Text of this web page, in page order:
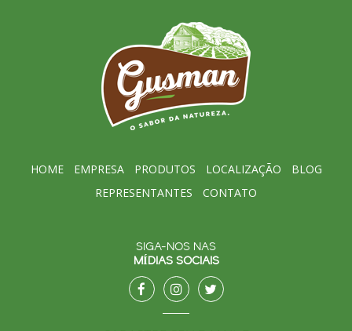
HOME EMPRESA PRODUTOS LOCALIZAÇÃO
BLOG
REPRESENTANTES
CONTATO
SIGA-NOS NAS
MÍDIAS SOCIAIS